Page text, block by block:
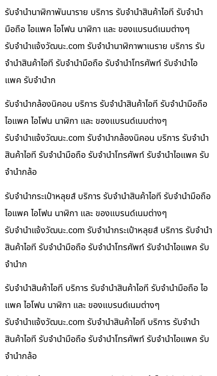
รับจำนำนาฬิกาพันนาราย บริการ รับจำนำสินค้าไอที รับจำนำ
มือถือ ไอแพค ไอโฟน นาฬิกา และ ของแบรนด์เนมต่างๆ
รับจํานําแจ้งวัฒนะ.com รับจำนำนาฬิกาพาเนราย บริการ รับ
จำนำสินค้าไอที รับจำนำมือถือ รับจำนำโทรศัพท์ รับจำนำไอ
แพค รับจำนำก
รับจำนำกล้องนิคอน บริการ รับจำนำสินค้าไอที รับจำนำมือถือ
ไอแพค ไอโฟน นาฬิกา และ ของแบรนด์เนมต่างๆ
รับจํานําแจ้งวัฒนะ.com รับจำนำกล้องนิคอน บริการ รับจำนำ
สินค้าไอที รับจำนำมือถือ รับจำนำโทรศัพท์ รับจำนำไอแพค รับ
จำนำกล้อ
รับจำนำกระเป๋าหลุยส์ บริการ รับจำนำสินค้าไอที รับจำนำมือถือ
ไอแพค ไอโฟน นาฬิกา และ ของแบรนด์เนมต่างๆ
รับจํานําแจ้งวัฒนะ.com รับจำนำกระเป๋าหลุยส์ บริการ รับจำนำ
สินค้าไอที รับจำนำมือถือ รับจำนำโทรศัพท์ รับจำนำไอแพค รับ
จำนำก
รับจำนำสินค้าไอที บริการ รับจำนำสินค้าไอที รับจำนำมือถือ ไอ
แพค ไอโฟน นาฬิกา และ ของแบรนด์เนมต่างๆ
รับจํานําแจ้งวัฒนะ.com รับจำนำสินค้าไอที บริการ รับจำนำ
สินค้าไอที รับจำนำมือถือ รับจำนำโทรศัพท์ รับจำนำไอแพค รับ
จำนำกล้อ